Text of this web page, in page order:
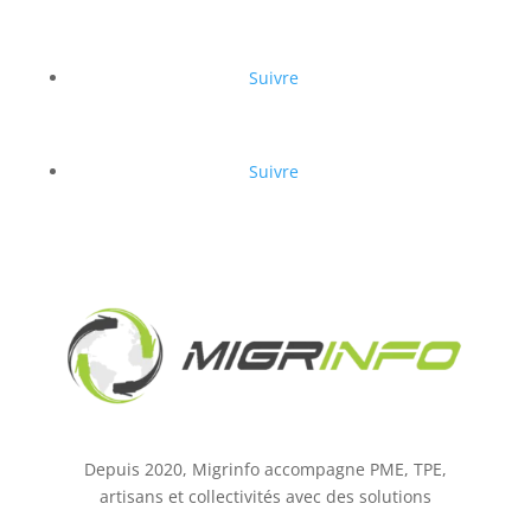
Suivre
Suivre
Depuis 2020, Migrinfo accompagne PME, TPE,
artisans et collectivités avec des solutions